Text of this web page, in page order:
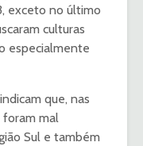
exceto no último
culturas
especialmente
que, nas
foram mal
Sul e também